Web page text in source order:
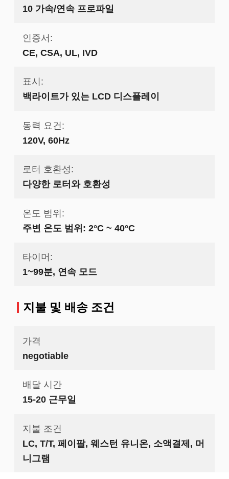
10 가속/연속 프로파일
인증서:
CE, CSA, UL, IVD
표시:
백라이트가 있는 LCD 디스플레이
동력 요건:
120V, 60Hz
로터 호환성:
다양한 로터와 호환성
온도 범위:
주변 온도 범위: 2°C ~ 40°C
타이머:
1~99분, 연속 모드
지불 및 배송 조건
가격
negotiable
배달 시간
15-20 근무일
지불 조건
LC, T/T, 페이팔, 웨스턴 유니온, 소액결제, 머
니그램